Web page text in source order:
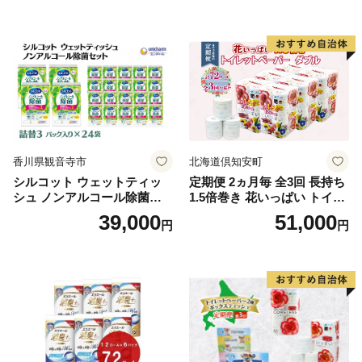
泡石鹸 石鹸 兵庫 兵庫県 小野
香川県観音寺市
シルコット ウェットティッ
シュ ノンアルコール除菌詰
替（43枚×3P）×24袋 日用品
おもちゃ 拭き取り 手拭き 外
39,000円
北海道倶知安町
定期便 2ヵ月毎 全3回 長持ち
1.5倍巻き 花いっぱい トイレ
ットペーパー ダブル 45ｍ 計
72ロール 全18種 花柄 プリン
ー 消耗品 備蓄 送料無料 北海
道 倶知安町 日用品
51,000円